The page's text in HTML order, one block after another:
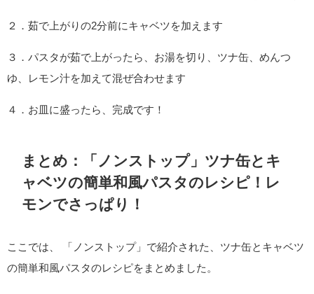
２．茹で上がりの2分前にキャベツを加えます
３．パスタが茹で上がったら、お湯を切り、ツナ缶、めんつ
ゆ、レモン汁を加えて混ぜ合わせます
４．お皿に盛ったら、完成です！
まとめ：「ノンストップ」ツナ缶とキ
ャベツの簡単和風パスタのレシピ！レ
モンでさっぱり！
ここでは、 「ノンストップ」で紹介された、ツナ缶とキャベツ
の簡単和風パスタのレシピをまとめました。